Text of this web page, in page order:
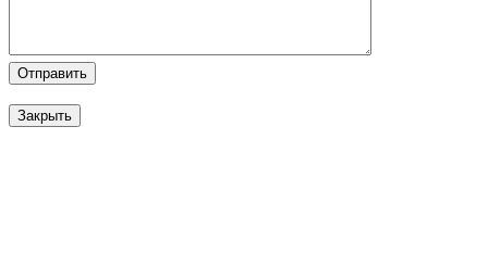
Закрыть